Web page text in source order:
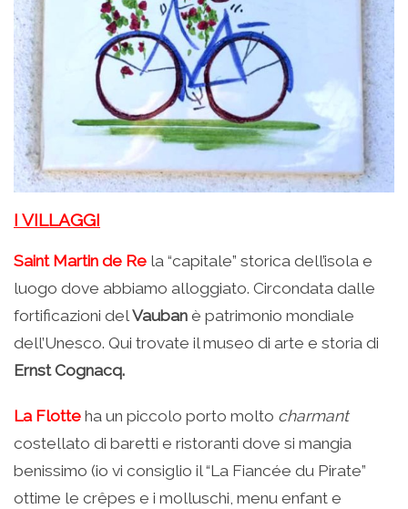
I VILLAGGI
Saint Martin de Re la “capitale” storica dell’isola e
luogo dove abbiamo alloggiato. Circondata dalle
fortificazioni delVauban è patrimonio mondiale
dell’Unesco. Qui trovate il museo di arte e storia di
Ernst Cognacq.
La Flotte ha un piccolo porto molto charmant
costellato di baretti e ristoranti dove si mangia
benissimo (io vi consiglio il “La Fiancée du Pirate”
ottime le crêpes e i molluschi, menu enfant e